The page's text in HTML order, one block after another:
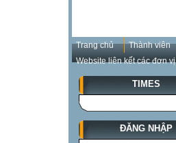
Trang chủ Thành viên
Website liên kết các đơn vị
TIMES
ĐĂNG NHẬP